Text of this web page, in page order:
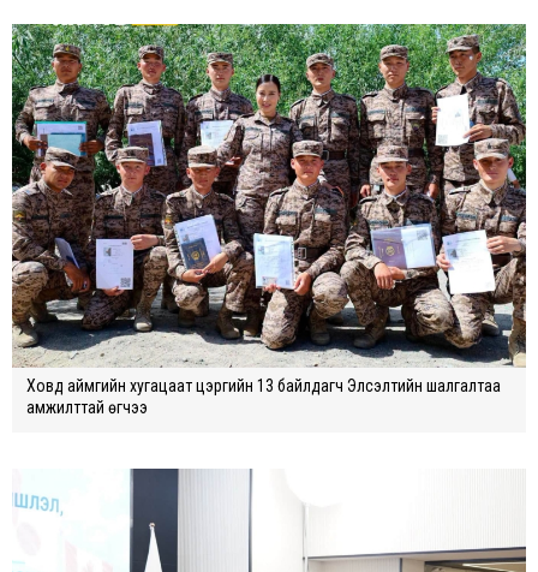
Ховд аймгийн хугацаат цэргийн 13 байлдагч Элсэлтийн шалгалтаа
амжилттай өгчээ